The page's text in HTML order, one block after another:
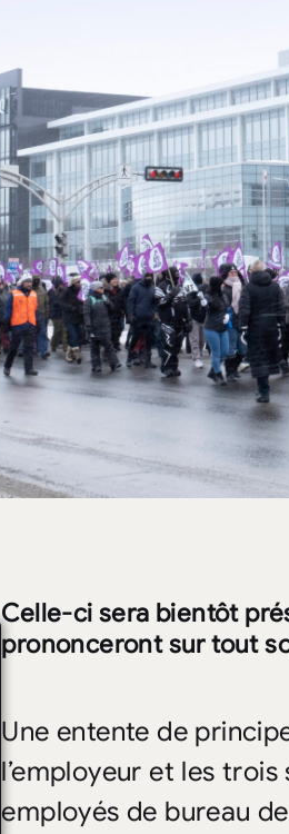
Celle-ci sera bientôt
prononceront sur tout
Une entente de
l’employeur et les
employés de bureau